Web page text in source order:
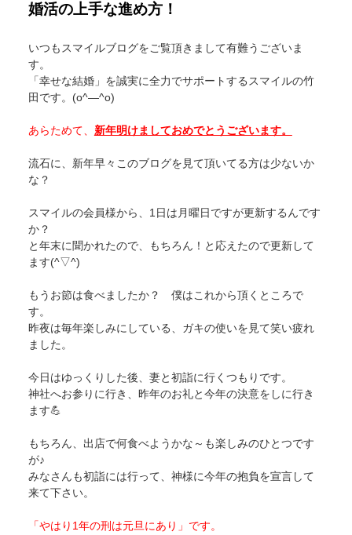
婚活の上手な進め方！
いつもスマイルブログをご覧頂きまして有難うございま
す。
「幸せな結婚」を誠実に全力でサポートするスマイルの竹
田です。(o^―^o)
あらためて、 新年明けましておめでとうございます。
流石に、新年早々このブログを見て頂いてる方は少ないか
な？
スマイルの会員様から、1日は月曜日ですが更新するんです
か？
と年末に聞かれたので、もちろん！と応えたので更新して
ます(^▽^)
もうお節は食べましたか？ 僕はこれから頂くところで
す。
昨夜は毎年楽しみにしている、ガキの使いを見て笑い疲れ
ました。
今日はゆっくりした後、妻と初詣に行くつもりです。
神社へお参りに行き、昨年のお礼と今年の決意をしに行き
ます💪
もちろん、出店で何食べようかな～も楽しみのひとつです
が♪
みなさんも初詣には行って、神様に今年の抱負を宣言して
来て下さい。
「やはり1年の刑は元旦にあり」です。